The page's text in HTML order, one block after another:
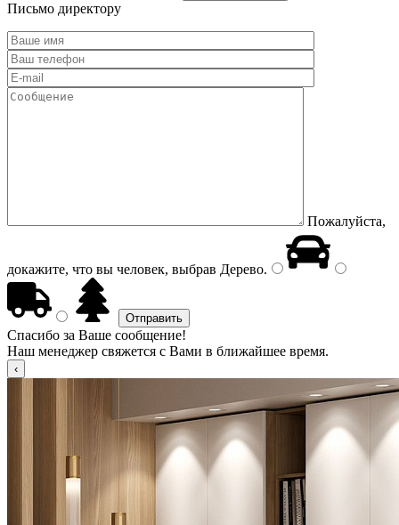
Письмо директору
Пожалуйста,
докажите, что вы человек, выбрав Дерево.
Спасибо за Ваше сообщение!
Наш менеджер свяжется с Вами в ближайшее время.